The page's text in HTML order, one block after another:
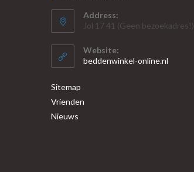
Address:
Jol 17 41 (Geen bezoekadres!)
Website:
beddenwinkel-online.nl
Sitemap
Vrienden
Nieuws